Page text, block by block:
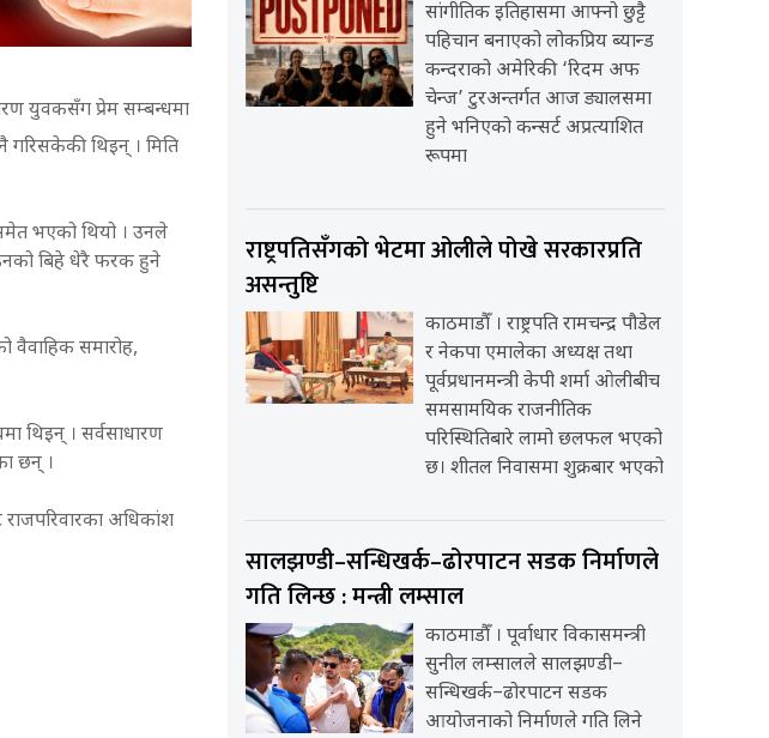
युवकसँग प्रेम सम्बन्धमा
गरिसकेकी थिइन् । मिति
भएको थियो । उनले
उनको बिहे धेरै फरक हुने
वैवाहिक समारोह,
थिइन् । सर्वसाधारण
छन् ।
राजपरिवारका अधिकांश
सांगीतिक इतिहासमा आफ्नो छुट्टै
पहिचान बनाएको लोकप्रिय ब्यान्ड
कन्दराको अमेरिकी ‘रिदम अफ
चेन्ज’ टुरअन्तर्गत आज ड्यालसमा
हुने भनिएको कन्सर्ट अप्रत्याशित
रूपमा
राष्ट्रपतिसँगको भेटमा ओलीले पोखे सरकारप्रति
असन्तुष्टि
काठमाडौँ । राष्ट्रपति रामचन्द्र पौडेल
र नेकपा एमालेका अध्यक्ष तथा
पूर्वप्रधानमन्त्री केपी शर्मा ओलीबीच
समसामयिक राजनीतिक
परिस्थितिबारे लामो छलफल भएको
छ। शीतल निवासमा शुक्रबार भएको
सालझण्डी–सन्धिखर्क–ढोरपाटन सडक निर्माणले
गति लिन्छ : मन्त्री लम्साल
काठमाडौँ । पूर्वाधार विकासमन्त्री
सुनील लम्सालले सालझण्डी–
सन्धिखर्क–ढोरपाटन सडक
आयोजनाको निर्माणले गति लिने